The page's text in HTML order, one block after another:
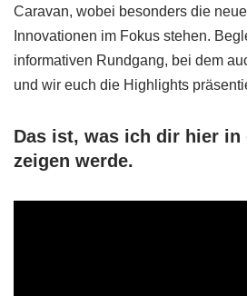
Caravan, wobei besonders die
Innovationen im Fokus stehen.
informativen Rundgang, bei dem
und wir euch die Highlights
Das ist, was ich dir hier in
zeigen werde.